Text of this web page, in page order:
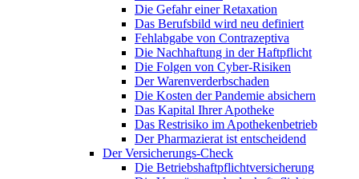
Die Gefahr einer Retaxation
Das Berufsbild wird neu definiert
Fehlabgabe von Contrazeptiva
Die Nachhaftung in der Haftpflicht
Die Folgen von Cyber-Risiken
Der Warenverderbschaden
Die Kosten der Pandemie absichern
Das Kapital Ihrer Apotheke
Das Restrisiko im Apothekenbetrieb
Der Pharmazierat ist entscheidend
Der Versicherungs-Check
Die Betriebshaftpflichtversicherung